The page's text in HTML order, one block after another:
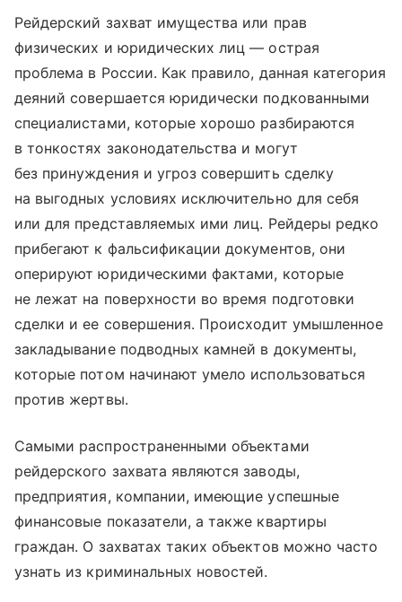
Рейдерский захват имущества или прав
физических и юридических лиц — острая
проблема в России. Как правило, данная категория
деяний совершается юридически подкованными
специалистами, которые хорошо разбираются
в тонкостях законодательства и могут
без принуждения и угроз совершить сделку
на выгодных условиях исключительно для себя
или для представляемых ими лиц. Рейдеры редко
прибегают к фальсификации документов, они
оперируют юридическими фактами, которые
не лежат на поверхности во время подготовки
сделки и ее совершения. Происходит умышленное
закладывание подводных камней в документы,
которые потом начинают умело использоваться
против жертвы.
Самыми распространенными объектами
рейдерского захвата являются заводы,
предприятия, компании, имеющие успешные
финансовые показатели, а также квартиры
граждан. О захватах таких объектов можно часто
узнать из криминальных новостей.